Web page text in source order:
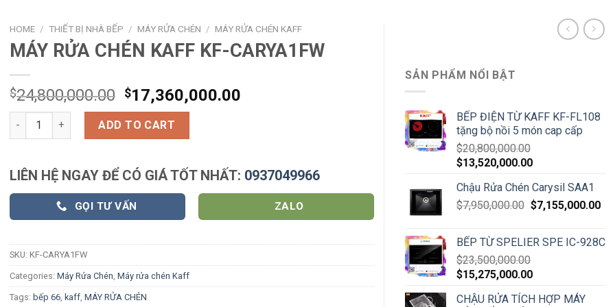
HOME / THIẾT BỊ NHÀ BẾP / MÁY RỬA CHÉN / MÁY RỬA CHÉN KAFF
MÁY RỬA CHÉN KAFF KF-CARYA1FW
$24,800,000.00 $17,360,000.00
MÁY RỬA CHÉN KAFF KF-CARYA1FW quantity
ADD TO CART
LIÊN HỆ NGAY ĐỂ CÓ GIÁ TỐT NHẤT: 0937049966
GỌI TƯ VẤN ZALO
SKU: KF-CARYA1FW
Categories: Máy Rửa Chén Máy rửa chén Kaff
Tags: bếp 66 kaff MÁY RỬA CHÉN
SẢN PHẨM NỔI BẬT
BẾP ĐIỆN TỪ KAFF KF-FL108
tặng bộ nồi 5 món cap cấp
$20,800,000.00
$13,520,000.00
Chậu Rửa Chén Carysil SAA1
$7,950,000.00 $7,155,000.00
BẾP TỪ SPELIER SPE IC-928C
$23,500,000.00
$15,275,000.00
CHẬU RỬA TÍCH HỢP MÁY